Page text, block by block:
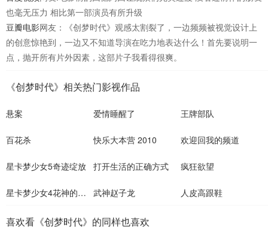
也毫无压力 相比第一部演员有所升级
豆瓣电影网友：《创梦时代》观感太割裂了，一边频频被视觉设计上
的创意惊艳到，一边又不知道导演在吃力地表达什么！首先要说明一
点，抛开所有片外因素，这部片子我看得很爽。
《创梦时代》相关热门影视作品
悬案 爱情睡醒了 王牌部队
百花杀 快乐大本营 2010 欢迎回我的频道
星卡梦少女5奇迹绽放 打开生活的正确方式 疯狂欲望
星卡梦少女4花神的试炼 武神赵子龙 人皮高跟鞋
喜欢看《创梦时代》的同样也喜欢